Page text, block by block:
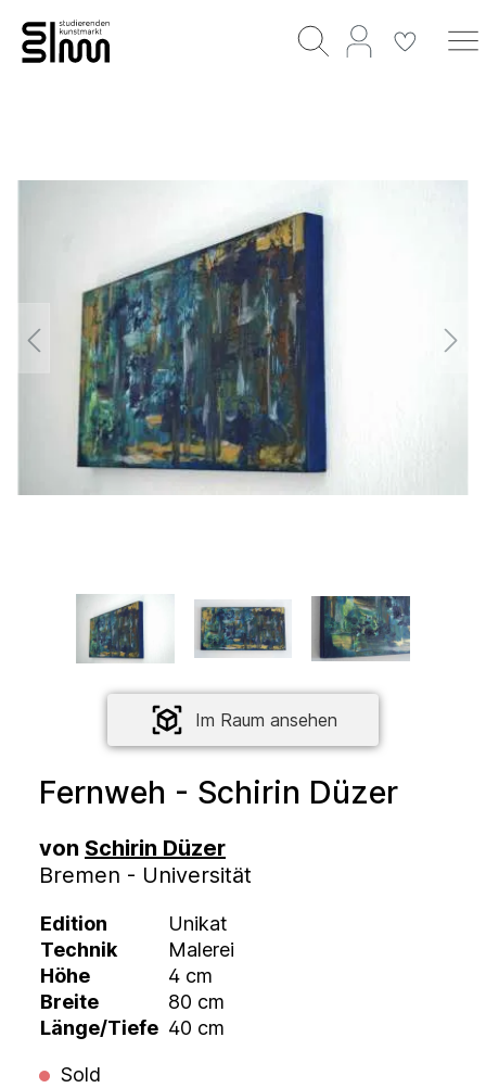
Im Raum ansehen
Fernweh - Schirin Düzer
von Schirin Düzer
Bremen - Universität
Edition
Unikat
Technik
Malerei
Höhe
4 cm
Breite
80 cm
Länge/Tiefe 40 cm
Sold